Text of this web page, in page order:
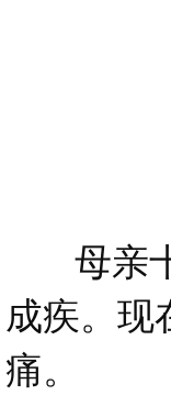
母亲十
成疾。现
痛。